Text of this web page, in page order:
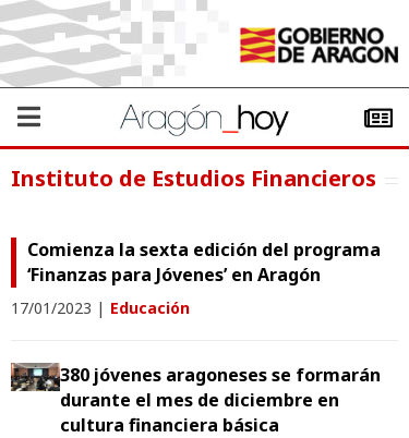
Instituto de Estudios Financieros
Comienza la sexta edición del programa
‘Finanzas para Jóvenes’ en Aragón
17/01/2023 | Educación
380 jóvenes aragoneses se formarán
durante el mes de diciembre en
cultura financiera básica